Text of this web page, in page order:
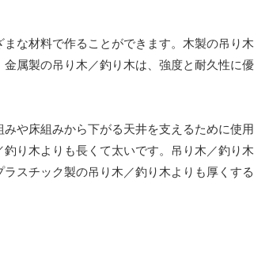
な材料で作ることができます。木製の吊り
属製の吊り木／釣り木は、強度と耐久性に
や床組みから下がる天井を支えるために使
り木よりも長くて太いです。吊り木／釣り
スチック製の吊り木／釣り木よりも厚くする